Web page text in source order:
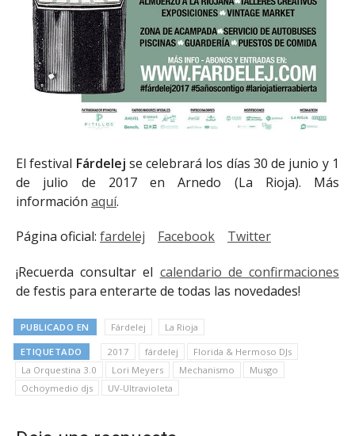
El festival Fárdelej se celebrará los días 30 de junio y 1
de julio de 2017 en Arnedo (La Rioja). Más
información aquí.
Página oficial: fardelej Facebook Twitter
¡Recuerda consultar el calendario de confirmaciones
de festis para enterarte de todas las novedades!
PUBLICADO EN Fárdelej La Rioja
ETIQUETADO 2017 fárdelej
Florida & Hermoso DJs
La Orquestina 3.0
Lori Meyers Mechanismo
Musgo
Ochoymedio djs
UV-Ultravioleta